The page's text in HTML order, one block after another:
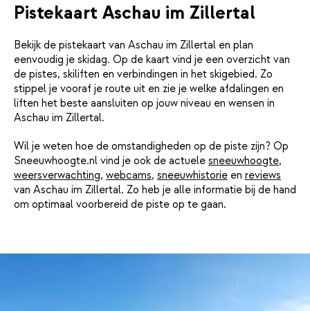
Pistekaart Aschau im Zillertal
Bekijk de pistekaart van Aschau im Zillertal en plan
eenvoudig je skidag. Op de kaart vind je een overzicht van
de pistes, skiliften en verbindingen in het skigebied. Zo
stippel je vooraf je route uit en zie je welke afdalingen en
liften het beste aansluiten op jouw niveau en wensen in
Aschau im Zillertal.
Wil je weten hoe de omstandigheden op de piste zijn? Op
Sneeuwhoogte.nl vind je ook de actuele sneeuwhoogte,
weersverwachting, webcams, sneeuwhistorie en reviews
van Aschau im Zillertal. Zo heb je alle informatie bij de hand
om optimaal voorbereid de piste op te gaan.